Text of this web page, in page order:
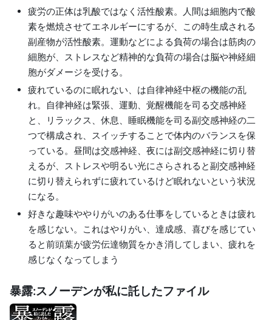
疲労の正体は乳酸ではなく活性酸素。人間は細胞内で酸
素を燃焼させてエネルギーにするが、この時生成される
副産物が活性酸素。運動などによる負荷の場合は筋肉の
細胞が、ストレスなど精神的な負荷の場合は脳や神経細
胞がダメージを受ける。
疲れているのに眠れない、は自律神経中枢の機能の乱
れ。自律神経は緊張、運動、覚醒機能を司る交感神経
と、リラックス、休息、睡眠機能を司る副交感神経の二
つで構成され、スイッチすることで体内のバランスを保
っている。昼間は交感神経、夜には副交感神経に切り替
えるが、ストレスや明るい光にさらされると副交感神経
に切り替えられずに疲れているけど眠れないという状況
になる。
好きな趣味ややりがいのある仕事をしているときは疲れ
を感じない。これはやりがい、達成感、喜びを感じてい
ると前頭葉が疲労伝達物質をかき消してしまい、疲れを
感じなくなってしまう
暴露:スノーデンが私に託したファイル